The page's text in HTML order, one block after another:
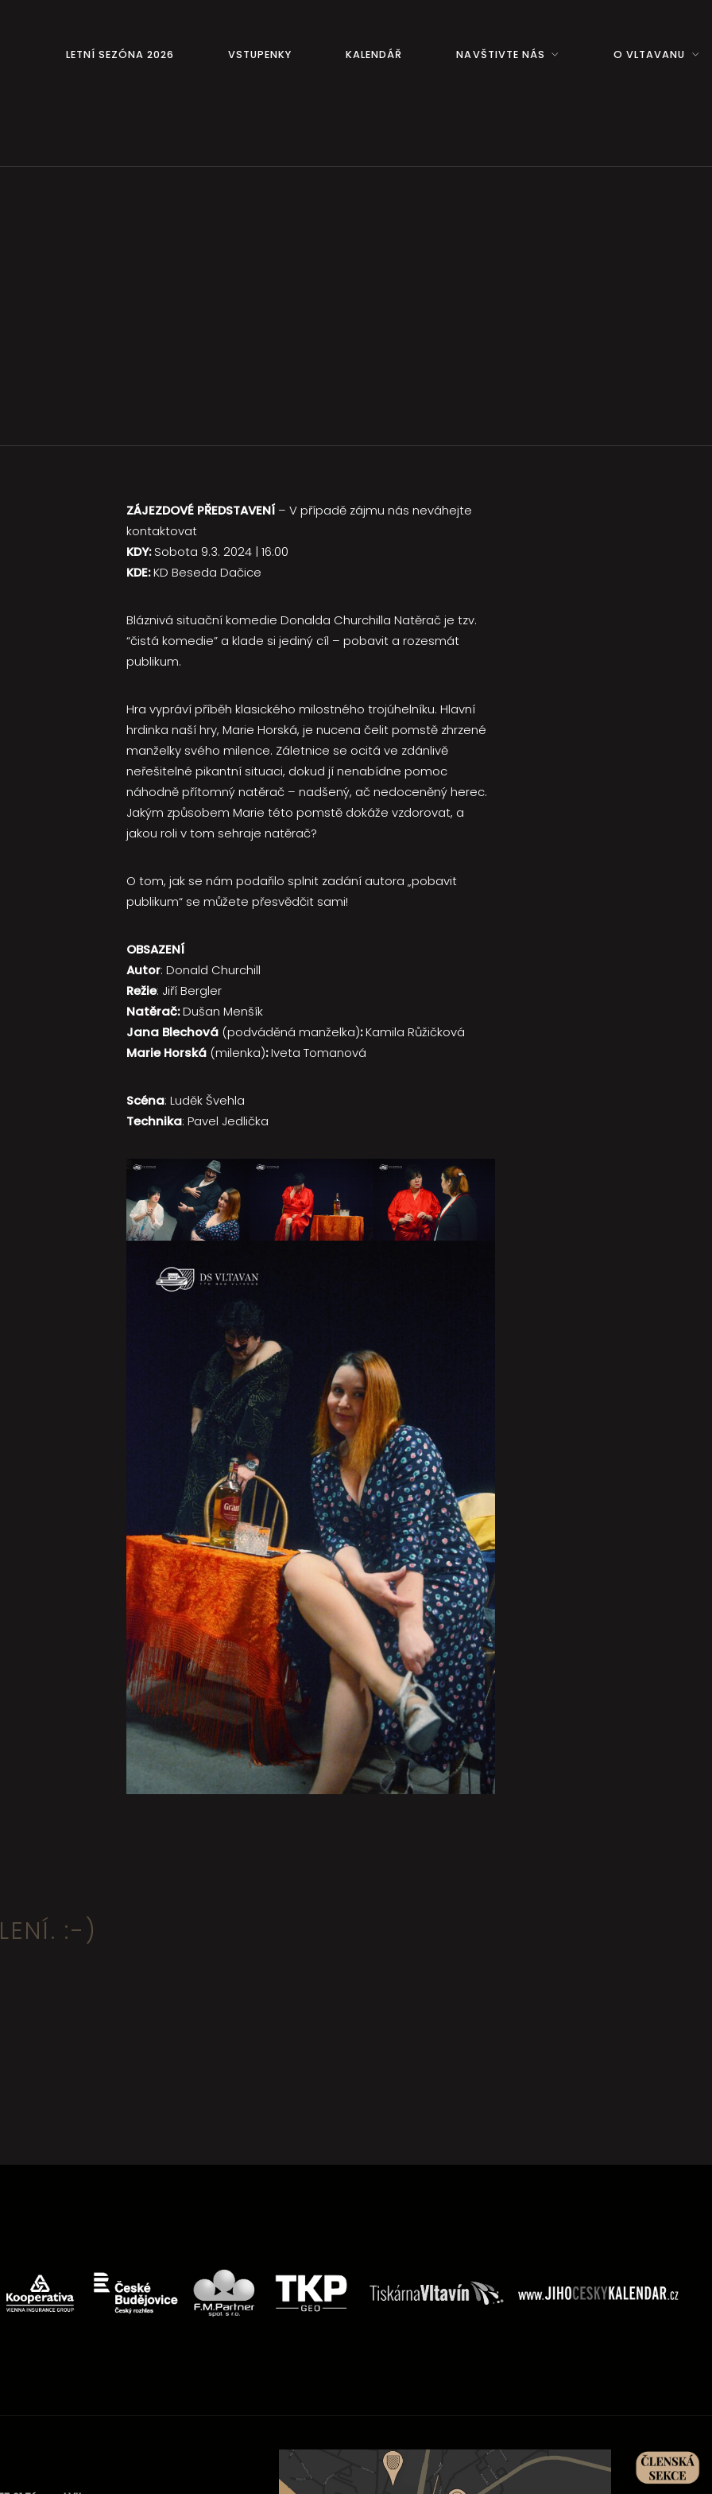
LETNÍ SEZÓNA 2026 VSTUPENKY KALENDÁŘ NAVŠTIVTE NÁS O VLTAVANU
ZÁJEZDOVÉ PŘEDSTAVENÍ – V případě zájmu nás neváhejte
kontaktovat
KDY:Sobota 9.3. 2024 | 16:00
KDE:KD Beseda Dačice
Bláznivá situační komedie Donalda Churchilla Natěrač je tzv.
“čistá komedie” a klade si jediný cíl – pobavit a rozesmát
publikum.
Hra vypráví příběh klasického milostného trojúhelníku. Hlavní
hrdinka naší hry, Marie Horská, je nucena čelit pomstě zhrzené
manželky svého milence. Záletnice se ocitá ve zdánlivě
neřešitelné pikantní situaci, dokud jí nenabídne pomoc
náhodně přítomný natěrač – nadšený, ač nedoceněný herec.
Jakým způsobem Marie této pomstě dokáže vzdorovat, a
jakou roli v tom sehraje natěrač?
O tom, jak se nám podařilo splnit zadání autora „pobavit
publikum“ se můžete přesvědčit sami!
OBSAZENÍ
Autor: Donald Churchill
Režie: Jiří Bergler
Natěrač:Dušan Menšík
Jana Blechová (podváděná manželka):Kamila Růžičková
Marie Horská (milenka):Iveta Tomanová
Scéna: Luděk Švehla
Technika: Pavel Jedlička
:-)